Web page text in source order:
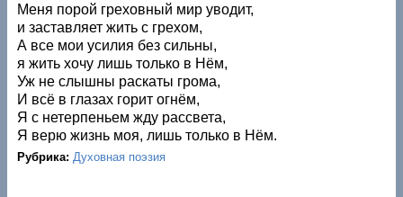
Меня порой греховный мир уводит,
и заставляет жить с грехом,
А все мои усилия без сильны,
я жить хочу лишь только в Нём,
Уж не слышны раскаты грома,
И всё в глазах горит огнём,
Я с нетерпеньем жду рассвета,
Я верю жизнь моя, лишь только в Нём.
Рубрика: Духовная поэзия